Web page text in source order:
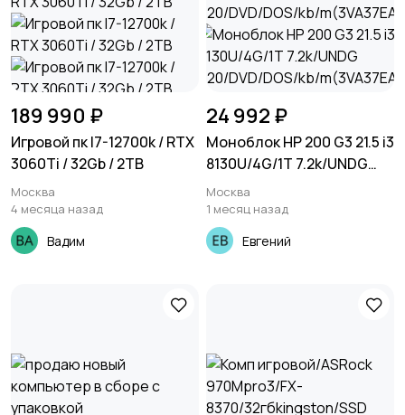
189 990 ₽
Игровой пк I7-12700k / RTX
3060Ti / 32Gb / 2TB
Москва
4 месяца назад
Вадим
24 992 ₽
Моноблок HP 200 G3 21.5 i3
8130U/4G/1T 7.2k/UNDG
620/DVD/DOS/kb/m(3VA37
EA)
Москва
1 месяц назад
Евгений